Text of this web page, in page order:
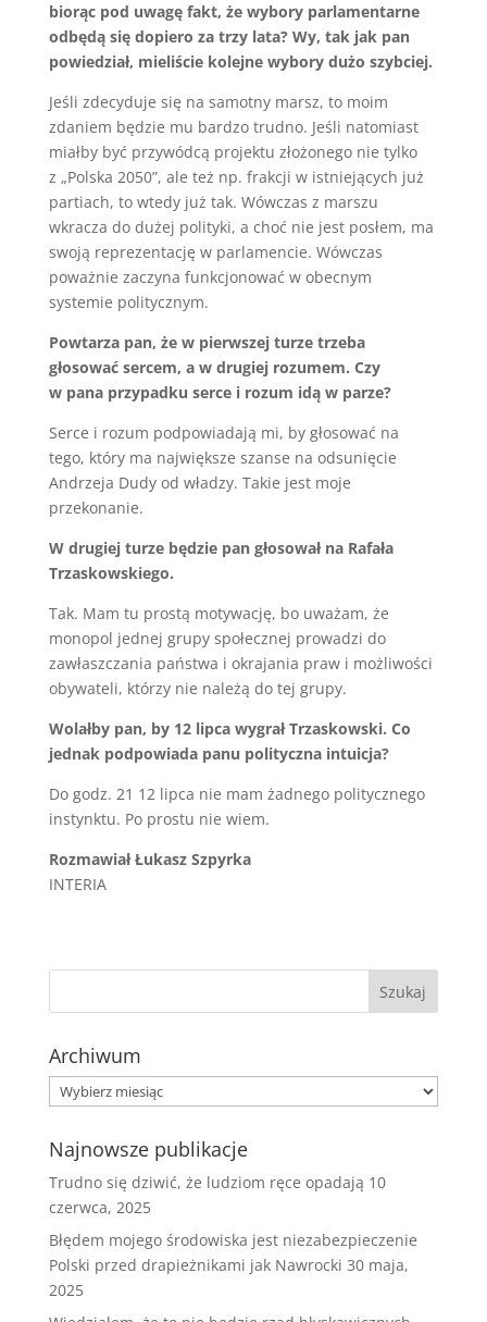
biorąc pod uwagę fakt, że wybory parlamentarne
odbędą się dopiero za trzy lata? Wy, tak jak pan
powiedział, mieliście kolejne wybory dużo szybciej.
Jeśli zdecyduje się na samotny marsz, to moim
zdaniem będzie mu bardzo trudno. Jeśli natomiast
miałby być przywódcą projektu złożonego nie tylko
z „Polska 2050”, ale też np. frakcji w istniejących już
partiach, to wtedy już tak. Wówczas z marszu
wkracza do dużej polityki, a choć nie jest posłem, ma
swoją reprezentację w parlamencie. Wówczas
poważnie zaczyna funkcjonować w obecnym
systemie politycznym.
Powtarza pan, że w pierwszej turze trzeba
głosować sercem, a w drugiej rozumem. Czy
w pana przypadku serce i rozum idą w parze?
Serce i rozum podpowiadają mi, by głosować na
tego, który ma największe szanse na odsunięcie
Andrzeja Dudy od władzy. Takie jest moje
przekonanie.
W drugiej turze będzie pan głosował na Rafała
Trzaskowskiego.
Tak. Mam tu prostą motywację, bo uważam, że
monopol jednej grupy społecznej prowadzi do
zawłaszczania państwa i okrajania praw i możliwości
obywateli, którzy nie należą do tej grupy.
Wolałby pan, by 12 lipca wygrał Trzaskowski. Co
jednak podpowiada panu polityczna intuicja?
Do godz. 21 12 lipca nie mam żadnego politycznego
instynktu. Po prostu nie wiem.
Rozmawiał Łukasz Szpyrka
INTERIA
Archiwum
Archiwum
Najnowsze publikacje
Trudno się dziwić, że ludziom ręce opadają 10
czerwca, 2025
Błędem mojego środowiska jest niezabezpieczenie
Polski przed drapieżnikami jak Nawrocki 30 maja,
2025